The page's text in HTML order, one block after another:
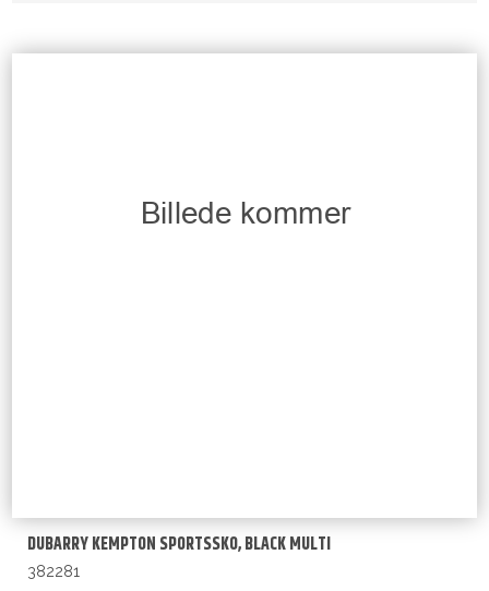
DUBARRY KEMPTON SPORTSSKO, BLACK MULTI
382281